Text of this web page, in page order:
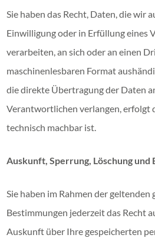
Sie haben das Recht, Daten, die wir
Einwilligung oder in Erfüllung eines
verarbeiten, an sich oder an einen
maschinenlesbaren Format
die direkte Übertragung der Daten
Verantwortlichen verlangen, erfolgt
technisch machbar ist.
Auskunft, Sperrung, Löschung und
Sie haben im Rahmen der geltenden
Bestimmungen jederzeit das Recht
Auskunft über Ihre gespeicherten